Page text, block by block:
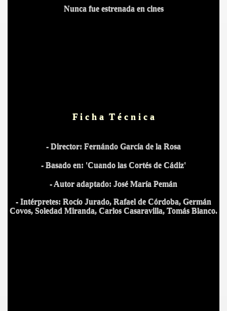
Nunca fue estrenada en cines
F i c h a T é c n i c a
- Director: Fernándo García de la Rosa
- Basado en: 'Cuando las Cortés de Cádiz'
- Autor adaptado: José María Pemán
- Intérpretes: Rocío Jurado, Rafael de Córdoba, Germán
Covos, Soledad Miranda, Carlos Casaravilla, Tomás Blanco.